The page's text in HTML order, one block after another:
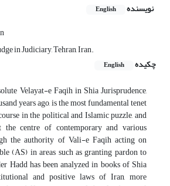
نویسنده English
in Judiciary, Tehran, Iran.
چکیده
English
Velayat-e Faqih in Shia Jurisprudence,
years ago, is the most fundamental tenet
in the political and Islamic puzzle, and
the centre of contemporary and various
the authority of Vali-e Faqih acting on
(AS) in areas such as granting pardon to
Hadd has been analyzed in books of Shia
and positive laws of Iran, more